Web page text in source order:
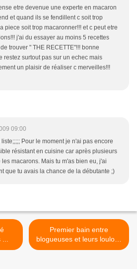
etre devenue une experte en macaron
et quand ils se fendillent c soit trop
piece soit trop macaronner!!! et c peut etre
j'ai du essayer au moins 5 recettes
trouver " THE RECETTE"!!! bonne
restez surtout pas sur un echec mais
un plaisir de réaliser c merveilles!!!
09:00
Pour le moment je n'ai pas encore
résistant en cuisine car après plusieurs
les macarons. Mais tu m'as bien eu, j'ai
que tu avais la chance de la débutante ;)
Premier bain entre
blogueuses et leurs loulous
et louloutte... >